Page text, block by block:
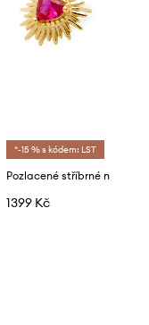
*-15 % s kódem: LST
1399 Kč